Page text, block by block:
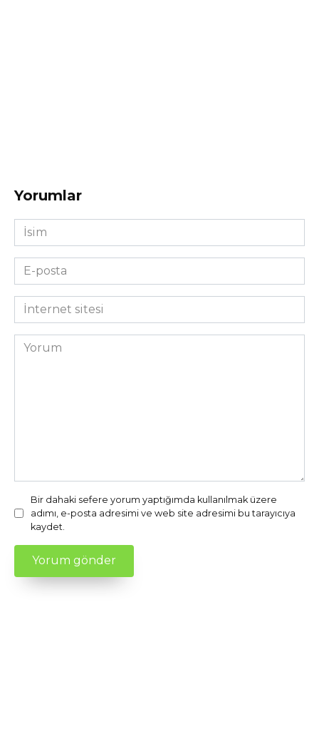
Yorumlar
İsim
*
E-
posta
*İnternet
sitesi
Yorum
Bir dahaki sefere yorum yaptığımda kullanılmak üzere
adımı, e-posta adresimi ve web site adresimi bu tarayıcıya
kaydet.